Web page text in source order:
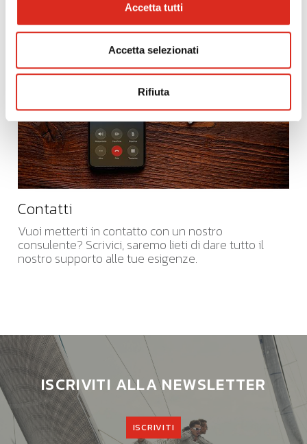
Accetta tutti
Accetta selezionati
Rifiuta
Contatti
Vuoi metterti in contatto con un nostro
consulente? Scrivici, saremo lieti di dare tutto il
nostro supporto alle tue esigenze.
ISCRIVITI ALLA NEWSLETTER
ISCRIVITI